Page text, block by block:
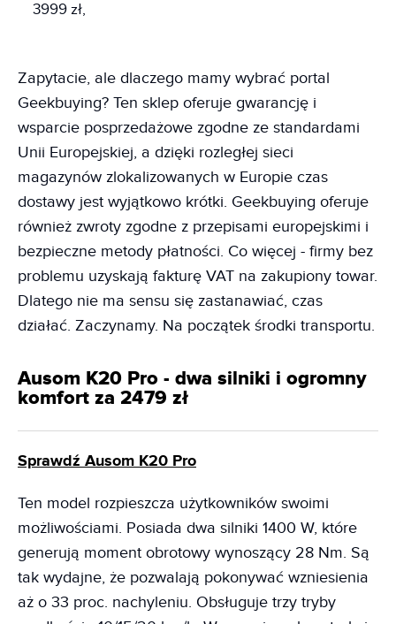
3999 zł,
Zapytacie, ale dlaczego mamy wybrać portal
Geekbuying? Ten sklep oferuje gwarancję i
wsparcie posprzedażowe zgodne ze standardami
Unii Europejskiej, a dzięki rozległej sieci
magazynów zlokalizowanych w Europie czas
dostawy jest wyjątkowo krótki. Geekbuying oferuje
również zwroty zgodne z przepisami europejskimi i
bezpieczne metody płatności. Co więcej - firmy bez
problemu uzyskają fakturę VAT na zakupiony towar.
Dlatego nie ma sensu się zastanawiać, czas
działać. Zaczynamy. Na początek środki transportu.
Ausom K20 Pro - dwa silniki i ogromny
komfort za 2479 zł
Sprawdź Ausom K20 Pro
Ten model rozpieszcza użytkowników swoimi
możliwościami. Posiada dwa silniki 1400 W, które
generują moment obrotowy wynoszący 28 Nm. Są
tak wydajne, że pozwalają pokonywać wzniesienia
aż o 33 proc. nachyleniu. Obsługuje trzy tryby